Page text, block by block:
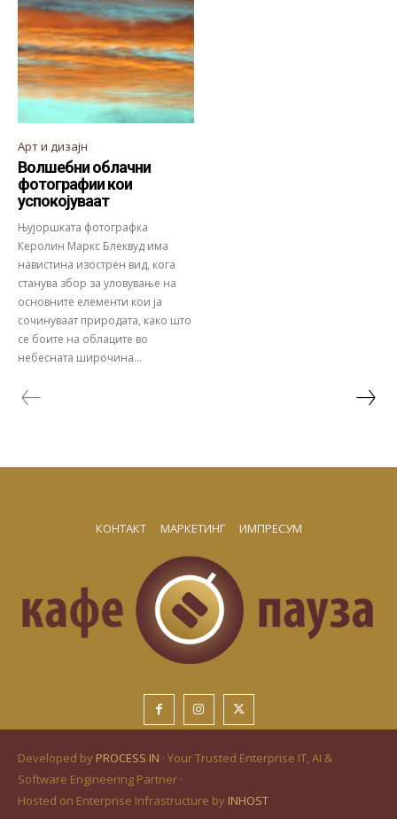
Арт и дизајн
Волшебни облачни
фотографии кои
успокојуваат
Њујоршката фотографка
Керолин Маркс Блеквуд има
навистина изострен вид, кога
станува збор за уловување на
основните елементи кои ја
сочинуваат природата, како што
се боите на облаците во
небесната широчина...
КОНТАКТ МАРКЕТИНГ ИМПРЕСУМ
Developed by PROCESS IN · Your Trusted Enterprise IT, AI &
Software Engineering Partner ·
Hosted on Enterprise Infrastructure by INHOST